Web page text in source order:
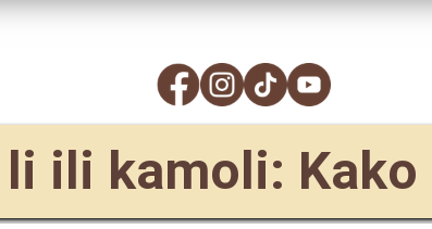
ili kamoli: Kako